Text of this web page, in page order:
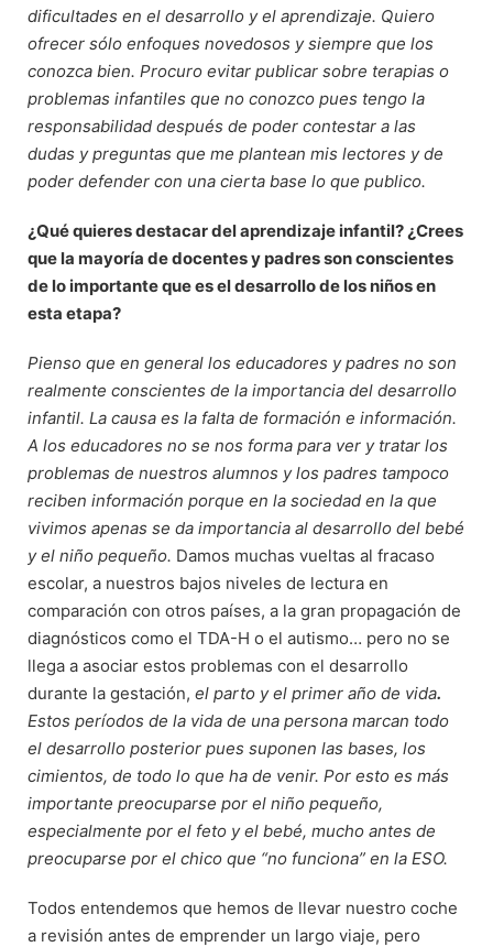
dificultades en el desarrollo y el aprendizaje. Quiero
ofrecer sólo enfoques novedosos y siempre que los
conozca bien. Procuro evitar publicar sobre terapias o
problemas infantiles que no conozco pues tengo la
responsabilidad después de poder contestar a las
dudas y preguntas que me plantean mis lectores y de
poder defender con una cierta base lo que publico.
¿Qué quieres destacar del aprendizaje infantil? ¿Crees
que la mayoría de docentes y padres son conscientes
de lo importante que es el desarrollo de los niños en
esta etapa?
Pienso que en general los educadores y padres no son
realmente conscientes de la importancia del desarrollo
infantil. La causa es la falta de formación e información.
A los educadores no se nos forma para ver y tratar los
problemas de nuestros alumnos y los padres tampoco
reciben información porque en la sociedad en la que
vivimos apenas se da importancia al desarrollo del bebé
y el niño pequeño. Damos muchas vueltas al fracaso
escolar, a nuestros bajos niveles de lectura en
comparación con otros países, a la gran propagación de
diagnósticos como el TDA-H o el autismo… pero no se
llega a asociar estos problemas con el desarrollo
durante la gestación, el parto y el primer año de vida.
Estos períodos de la vida de una persona marcan todo
el desarrollo posterior pues suponen las bases, los
cimientos, de todo lo que ha de venir. Por esto es más
importante preocuparse por el niño pequeño,
especialmente por el feto y el bebé, mucho antes de
preocuparse por el chico que “no funciona” en la ESO.
Todos entendemos que hemos de llevar nuestro coche
a revisión antes de emprender un largo viaje, pero